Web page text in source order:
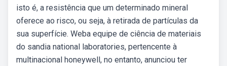
isto é, a resistência que um determinado mineral
oferece ao risco, ou seja, à retirada de partículas da
sua superfície. Weba equipe de ciência de materiais
do sandia national laboratories, pertencente à
multinacional honeywell, no entanto, anunciou ter